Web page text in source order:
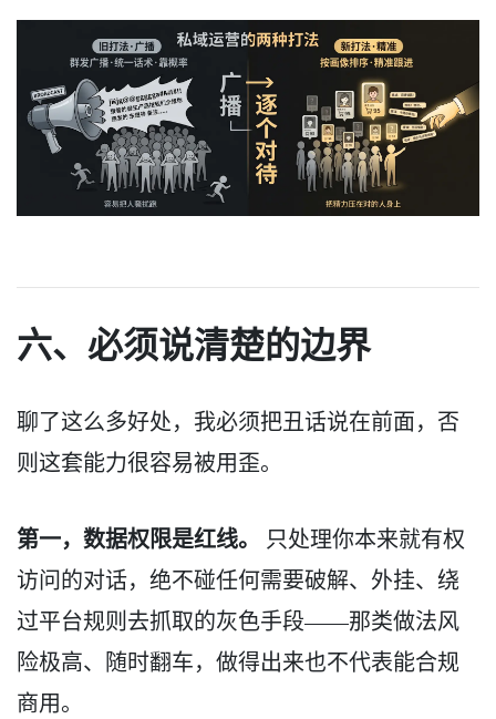
六、必须说清楚的边界
聊了这么多好处，我必须把丑话说在前面，否
则这套能力很容易被用歪。
第一，数据权限是红线。
只处理你本来就有权
访问的对话，绝不碰任何需要破解、外挂、绕
过平台规则去抓取的灰色手段——那类做法风
险极高、随时翻车，做得出来也不代表能合规
商用。